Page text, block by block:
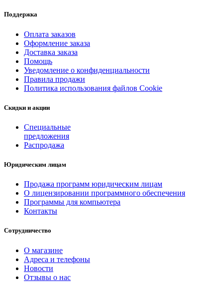
Поддержка
Оплата заказов
Оформление заказа
Доставка заказа
Помощь
Уведомление о конфиденциальности
Правила продажи
Политика использования файлов Cookie
Скидки и акции
Специальные
предложения
Распродажа
Юридическим лицам
Продажа программ юридическим лицам
О лицензировании программного обеспечения
Программы для компьютера
Контакты
Сотрудничество
О магазине
Адреса и телефоны
Новости
Отзывы о нас